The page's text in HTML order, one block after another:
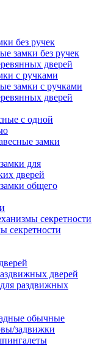
без ручек
замки без ручек
дверей
с ручками
замки с ручками
дверей
с одной
замки
для
дверей
общего
секретности
секретности
дверей
раздвижных
обычные
задвижки